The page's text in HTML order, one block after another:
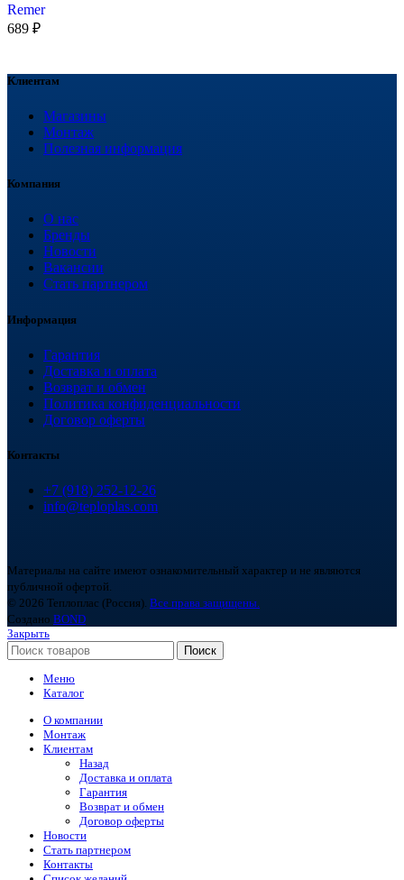
Remer
689 ₽
Клиентам
Магазины
Монтаж
Полезная информация
Компания
О нас
Бренды
Новости
Вакансии
Стать партнером
Информация
Гарантия
Доставка и оплата
Возврат и обмен
Политика конфиденциальности
Договор оферты
Контакты
+7 (918) 252-12-26
info@teploplas.com
Материалы на сайте имеют ознакомительный характер и не являются
публичной офертой.
© 2026 Теплоплас (Россия). Все права защищены.
Создано BOND
Закрыть
Поиск
Меню
Каталог
О компании
Монтаж
Клиентам
Назад
Доставка и оплата
Гарантия
Возврат и обмен
Договор оферты
Новости
Стать партнером
Контакты